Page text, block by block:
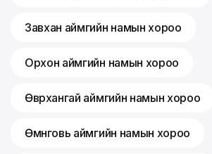
Завхан аймгийн намын хороо
Орхон аймгийн намын хороо
Өвөрхангай аймгийн намын хороо
Өмнөговь аймгийн намын хороо